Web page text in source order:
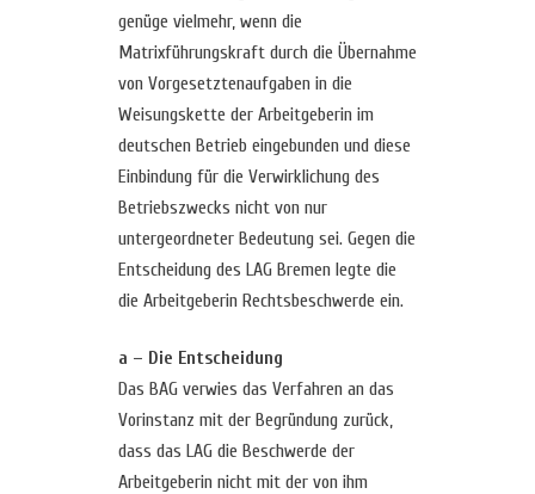
genüge vielmehr, wenn die
Matrixführungskraft durch die Übernahme
von Vorgesetztenaufgaben in die
Weisungskette der Arbeitgeberin im
deutschen Betrieb eingebunden und diese
Einbindung für die Verwirklichung des
Betriebszwecks nicht von nur
untergeordneter Bedeutung sei. Gegen die
Entscheidung des LAG Bremen legte die
die Arbeitgeberin Rechtsbeschwerde ein.
a – Die Entscheidung
Das BAG verwies das Verfahren an das
Vorinstanz mit der Begründung zurück,
dass das LAG die Beschwerde der
Arbeitgeberin nicht mit der von ihm